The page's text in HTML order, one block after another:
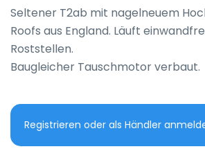
Seltener T2ab mit nagelneuem
Roofs aus England. Läuft
Roststellen.
Baugleicher Tauschmotor verbaut.
Registrieren oder als Händler